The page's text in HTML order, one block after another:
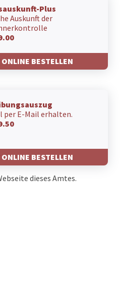
Plus
Auskunft der
BESTELLEN
per E-Mail erhalten.
BESTELLEN
dieses Amtes.